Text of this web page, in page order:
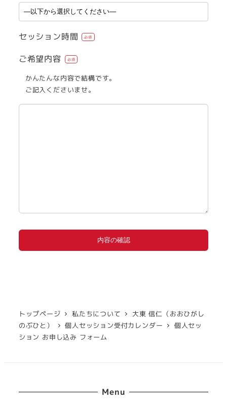
セッション時間 必須
ご希望内容 必須
かんたんな内容で結構です。
ご記入くださいませ。
トップページ 私たちについて
大東 信仁（おおひがし
のぶひと）
個人セッション受付カレンダー
個人セッ
ション お申し込み フォーム
Menu